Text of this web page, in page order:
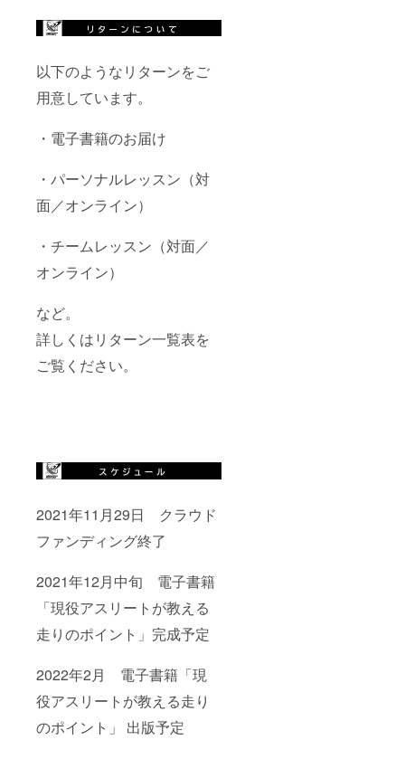
以下のようなリターンをご
用意しています。
・電子書籍のお届け
・パーソナルレッスン（対
面／オンライン）
・チームレッスン（対面／
オンライン）
など。
詳しくはリターン一覧表を
ご覧ください。
2021年11月29日 クラウド
ファンディング終了
2021年12月中旬 電子書籍
「現役アスリートが教える
走りのポイント」完成予定
2022年2月 電子書籍「現
役アスリートが教える走り
のポイント」 出版予定